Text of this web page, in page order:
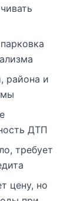
района и
ДТП
требует
цену, но